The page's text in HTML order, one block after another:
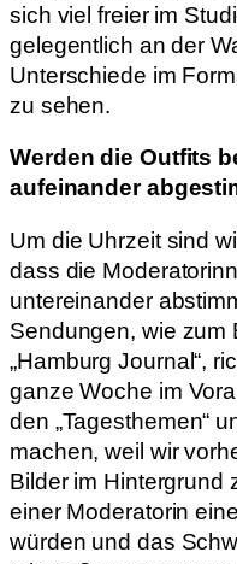
sich viel freier im
gelegentlich an der
Unterschiede im
zu sehen.
Werden die Outfits
aufeinander
Um die Uhrzeit sind
dass die
untereinander
Sendungen, wie zum
„Hamburg Journal“,
ganze Woche im
den „Tagesthemen“
machen, weil wir
Bilder im Hintergrund
einer Moderatorin
würden und das